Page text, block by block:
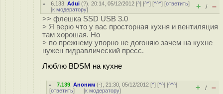
6.133 ,Adui (?), 20:14, 05/12/2012 [^] [^^] [^^^] [ответить]
[к модератору] + / –
>> флешка SSD USB 3.0
> Я верю что у вас просторная кухня и вентиляция
там хорошая. Но
> по прежнему упорно не догоняю зачем на кухне
нужен гидравлический пресс.
Люблю BDSM на кухне
7.139 ,Аноним (-), 21:30, 05/12/2012 [^] [^^] [^^^]
[ответить] [к модератору] + / –